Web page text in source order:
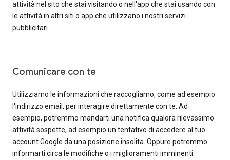
attività nel sito che stai visitando o nell'app che stai usando con
le attività in altri siti o app che utilizzano i nostri servizi
pubblicitari.
Comunicare con te
Utilizziamo le informazioni che raccogliamo, come ad esempio
l'indirizzo email, per interagire direttamente con te. Ad
esempio, potremmo mandarti una notifica qualora rilevassimo
attività sospette, ad esempio un tentativo di accedere al tuo
account Google da una posizione insolita. Oppure potremmo
informarti circa le modifiche o i miglioramenti imminenti